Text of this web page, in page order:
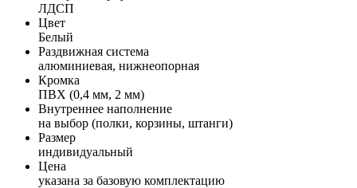
ЛДСП
Цвет
Белый
Раздвижная система
алюминиевая, нижнеопорная
Кромка
ПВХ (0,4 мм, 2 мм)
Внутреннее наполнение
на выбор (полки, корзины, штанги)
Размер
индивидуальный
Цена
указана за базовую комплектацию